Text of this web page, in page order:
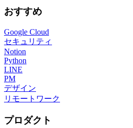
おすすめ
Google Cloud
セキュリティ
Notion
Python
LINE
PM
デザイン
リモートワーク
プロダクト